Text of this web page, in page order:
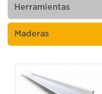
Herramientas
Maderas